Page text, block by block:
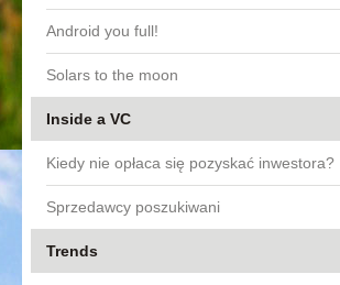
Android you full!
Solars to the moon
Inside a VC
Kiedy nie opłaca się pozyskać inwestora?
Sprzedawcy poszukiwani
Trends